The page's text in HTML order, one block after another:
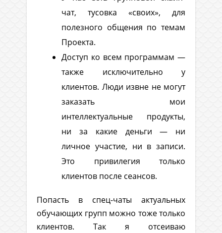
чат, тусовка «своих», для
полезного общения по темам
Проекта.
Доступ ко всем программам —
также исключительно у
клиентов. Люди извне не могут
заказать мои
интеллектуальные продукты,
ни за какие деньги — ни
личное участие, ни в записи.
Это привилегия только
клиентов после сеансов.
Попасть в спец-чаты актуальных
обучающих групп можно тоже только
клиентов. Так я отсеиваю